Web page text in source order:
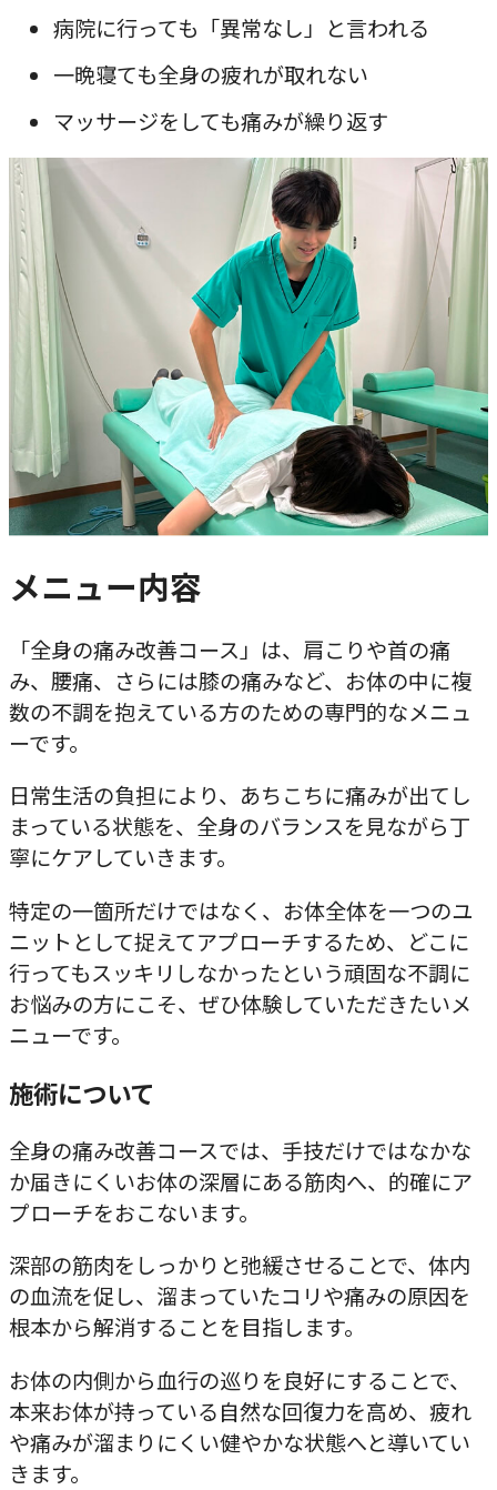
病院に行っても「異常なし」と言われる
一晩寝ても全身の疲れが取れない
マッサージをしても痛みが繰り返す
メニュー内容
「全身の痛み改善コース」は、肩こりや首の痛
み、腰痛、さらには膝の痛みなど、お体の中に複
数の不調を抱えている方のための専門的なメニュ
ーです。
日常生活の負担により、あちこちに痛みが出てし
まっている状態を、全身のバランスを見ながら丁
寧にケアしていきます。
特定の一箇所だけではなく、お体全体を一つのユ
ニットとして捉えてアプローチするため、どこに
行ってもスッキリしなかったという頑固な不調に
お悩みの方にこそ、ぜひ体験していただきたいメ
ニューです。
施術について
全身の痛み改善コースでは、手技だけではなかな
か届きにくいお体の深層にある筋肉へ、的確にア
プローチをおこないます。
深部の筋肉をしっかりと弛緩させることで、体内
の血流を促し、溜まっていたコリや痛みの原因を
根本から解消することを目指します。
お体の内側から血行の巡りを良好にすることで、
本来お体が持っている自然な回復力を高め、疲れ
や痛みが溜まりにくい健やかな状態へと導いてい
きます。